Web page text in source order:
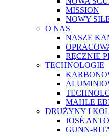
MISSION
NOWY
O NAS
NASZE
RĘCZNIE
TECHNOLOGIE
MAHLE
DRUŻYNY I
JOSÉ
GUNN-